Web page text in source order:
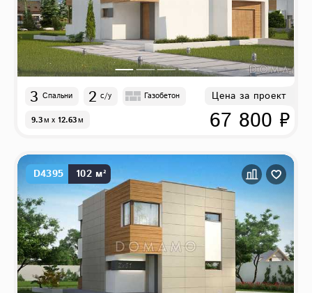
3 Спальни 2 с/у Газобетон
9.3м x 12.63м
Цена за проект
67 800 ₽
D4395 102 м²